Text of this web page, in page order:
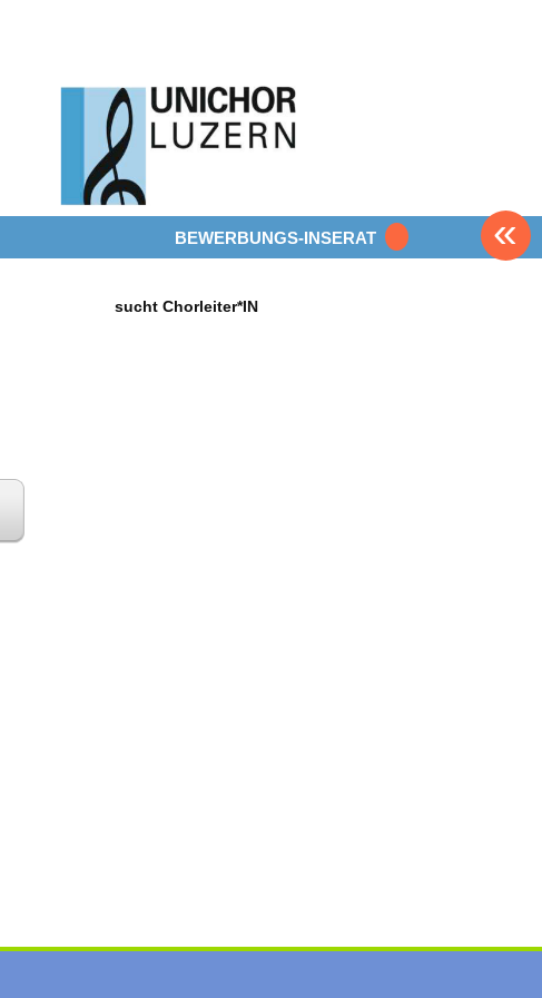
sucht Chorleiter*IN
BEWERBUNGS-INSERAT «